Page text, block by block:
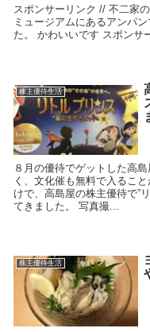
スポンサーリンク // 不二家
ミュージアムにあるアンパ
た。 かわいいです スポンサ
株主優待生活
８月の優待でゲットした高
く、文化催も無料で入るこ
けで、高島屋の株主優待で”
てきました。 写真撮...
株主優待生活